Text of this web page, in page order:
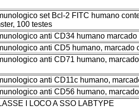
set Bcl-2 FITC humano
100 testes
anti CD34 humano
anti CD5 humano,
anti CD71 humano,
anti CD11c humano,
anti CD56 humano,
I LOCO A SSO LABTYPE